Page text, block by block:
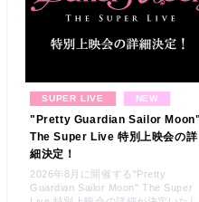
SUPER LIVE NEW
"Pretty Guardian Sailor Moon"
The Super Live 特別上映会の詳
細決定！
2026年8月に開催する"Pretty
Guardian Sailor Moon" The Super